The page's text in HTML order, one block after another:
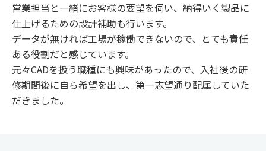
営業担当と一緒にお客様の要望を伺い、納得いく製品に
仕上げるための設計補助も行います。
データが無ければ工場が稼働できないので、とても責任
ある役割だと感じています。
元々CADを扱う職種にも興味があったので、入社後の研
修期間後に自ら希望を出し、第一志望通り配属していた
だきました。